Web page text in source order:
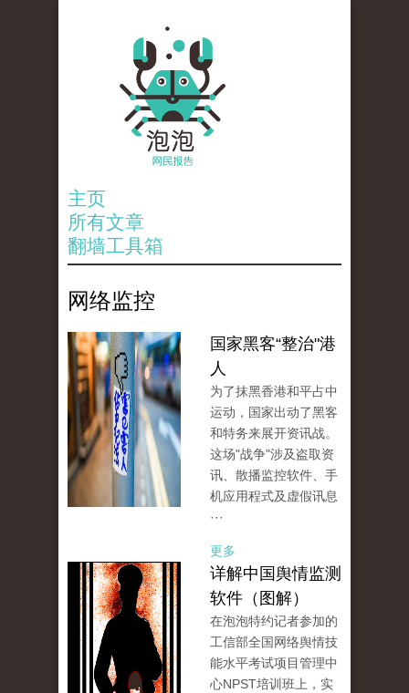
主页
所有文章
翻墙工具箱
网络监控
国家黑客“整治"港
人
为了抹黑香港和平占中
运动，国家出动了黑客
和特务来展开资讯战。
这场"战争"涉及盗取资
讯、散播监控软件、手
机应用程式及虚假讯息
···
更多
详解中国舆情监测
软件（图解）
在泡泡特约记者参加的
工信部全国网络舆情技
能水平考试项目管理中
心NPST培训班上，实